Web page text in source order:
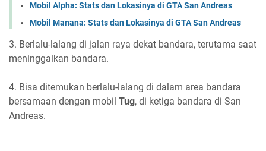
Mobil Alpha: Stats dan Lokasinya di GTA San Andreas
Mobil Manana: Stats dan Lokasinya di GTA San Andreas
3. Berlalu-lalang di jalan raya dekat bandara, terutama saat
meninggalkan bandara.
4. Bisa ditemukan berlalu-lalang di dalam area bandara
bersamaan dengan mobil Tug, di ketiga bandara di San
Andreas.